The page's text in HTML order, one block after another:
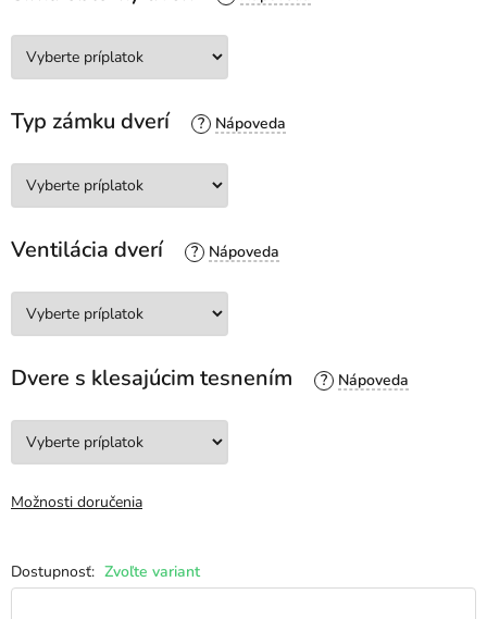
Zvoľte variant
Typ zámku dverí ?
Ventilácia dverí ?
Dvere s klesajúcim tesnením ?
Možnosti doručenia